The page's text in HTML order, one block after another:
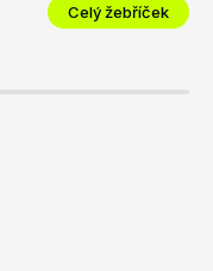
Celý žebříček